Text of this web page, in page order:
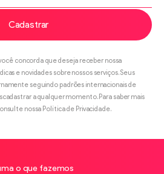
Cadastrar
concorda que deseja receber nossa
e novidades sobre nossos serviços. Seus
seguindo padrões internacionais de
a qualquer momento. Para saber mais
nossa Política de Privacidade.
o que fazemos